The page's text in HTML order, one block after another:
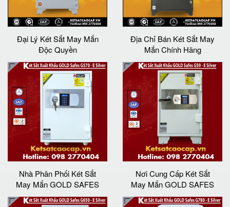
Đại Lý Két Sắt May Mắn
Độc Quyền
Địa Chỉ Bán Két Sắt May
Mắn Chính Hãng
Nhà Phân Phối Két Sắt
May Mắn GOLD SAFES
Nơi Cung Cấp Két Sắt
May Mắn GOLD SAFES